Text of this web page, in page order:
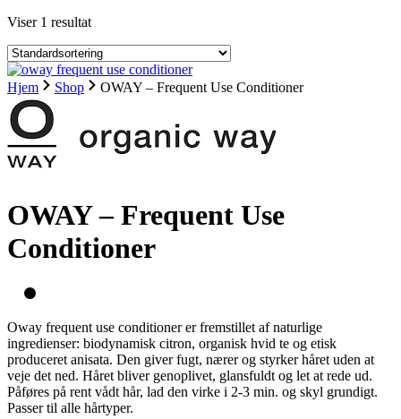
Viser 1 resultat
Hjem Shop OWAY – Frequent Use Conditioner
OWAY – Frequent Use
Conditioner
Oway frequent use conditioner er fremstillet af naturlige
ingredienser: biodynamisk citron, organisk hvid te og etisk
produceret anisata. Den giver fugt, nærer og styrker håret uden at
veje det ned. Håret bliver genoplivet, glansfuldt og let at rede ud.
Påføres på rent vådt hår, lad den virke i 2-3 min. og skyl grundigt.
Passer til alle hårtyper.